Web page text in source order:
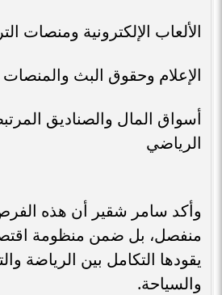
الألعاب الإلكترونية ومنصات
الإعلام وحقوق البث والمنصات
أسواق المال والصناديق
الرياضي
وأكد سامر شقير أن هذه
منفصل، بل ضمن منظومة
يقودها التكامل بين الرياضة
والسياحة.